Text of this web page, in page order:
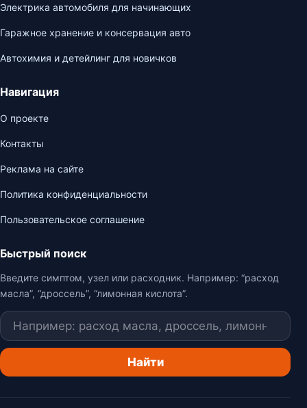
Электрика автомобиля для начинающих
Гаражное хранение и консервация авто
Автохимия и детейлинг для новичков
Навигация
О проекте
Контакты
Реклама на сайте
Политика конфиденциальности
Пользовательское соглашение
Быстрый поиск
Введите симптом, узел или расходник. Например: “расход
масла”, “дроссель”, “лимонная кислота”.
Поиск
Найти